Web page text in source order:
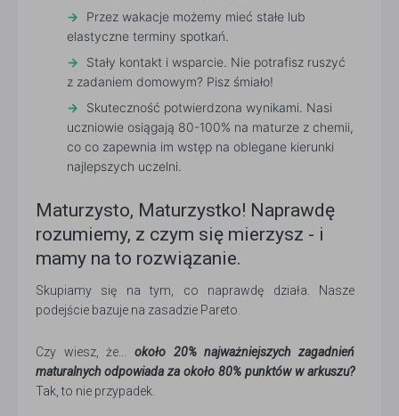
Przez wakacje możemy mieć stałe lub
elastyczne terminy spotkań.
Stały kontakt i wsparcie. Nie potrafisz ruszyć
z zadaniem domowym? Pisz śmiało!
Skuteczność potwierdzona wynikami. Nasi
uczniowie osiągają 80-100% na maturze z chemii,
co co zapewnia im wstęp na oblegane kierunki
najlepszych uczelni.
Maturzysto, Maturzystko! Naprawdę
rozumiemy, z czym się mierzysz - i
mamy na to rozwiązanie.
Skupiamy się na tym, co naprawdę działa. Nasze
podejście bazuje na zasadzie Pareto.
Czy wiesz, że... około 20% najważniejszych zagadnień
maturalnych odpowiada za około 80% punktów w arkuszu?
Tak, to nie przypadek.